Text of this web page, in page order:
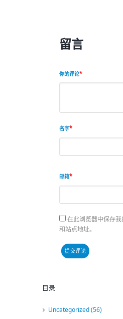
留言
你的评论
名字
邮箱
在此浏览器中保存
和站点地址。
目录
Uncategorized(56)